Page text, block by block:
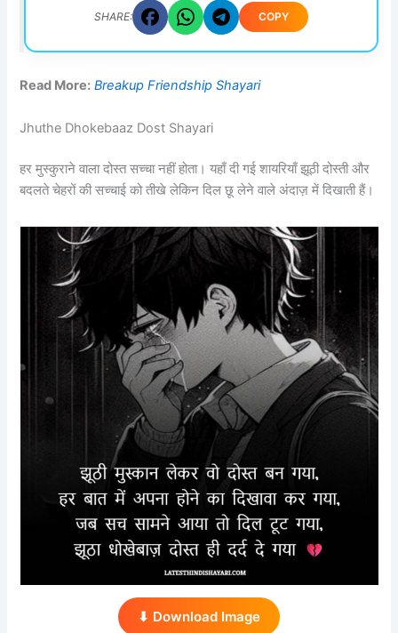
SHARE: COPY
Read More: Breakup Friendship Shayari
Jhuthe Dhokebaaz Dost Shayari
हर मुस्कुराने वाला दोस्त सच्चा नहीं होता। यहाँ दी गई शायरियाँ झूठी दोस्ती और
बदलते चेहरों की सच्चाई को तीखे लेकिन दिल छू लेने वाले अंदाज़ में दिखाती हैं।
⬇ Download Image